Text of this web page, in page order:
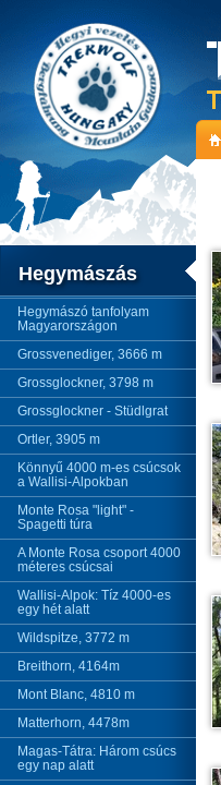
Hegymászás
Hegymászó tanfolyam
Magyarországon
Grossvenediger, 3666 m
Grossglockner, 3798 m
Grossglockner - Stüdlgrat
Ortler, 3905 m
Könnyű 4000 m-es csúcsok
a Wallisi-Alpokban
Monte Rosa "light" -
Spagetti túra
A Monte Rosa csoport 4000
méteres csúcsai
Wallisi-Alpok: Tíz 4000-es
egy hét alatt
Wildspitze, 3772 m
Breithorn, 4164m
Mont Blanc, 4810 m
Matterhorn, 4478m
Magas-Tátra: Három csúcs
egy nap alatt